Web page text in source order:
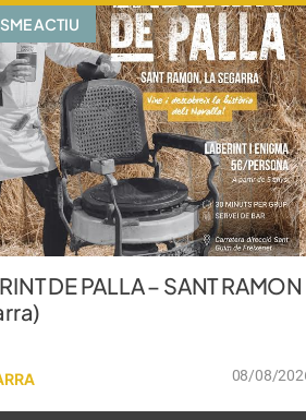
ACTIU
DE PALLA – SANT RAMON
08/08/